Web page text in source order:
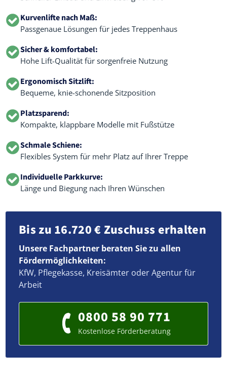
Kurvenlifte nach Maß:
Passgenaue Lösungen für jedes Treppenhaus
Sicher & komfortabel:
Hohe Lift-Qualität für sorgenfreie Nutzung
Ergonomisch Sitzlift:
Bequeme, knie-schonende Sitzposition
Platzsparend:
Kompakte, klappbare Modelle mit Fußstütze
Schmale Schiene:
Flexibles System für mehr Platz auf Ihrer Treppe
Individuelle Parkkurve:
Länge und Biegung nach Ihren Wünschen
Bis zu 16.720 € Zuschuss erhalten
Unsere Fachpartner beraten Sie zu allen
Fördermöglichkeiten:
KfW, Pflegekasse, Kreisämter oder Agentur für
Arbeit
0800 58 90 771
Kostenlose Förderberatung